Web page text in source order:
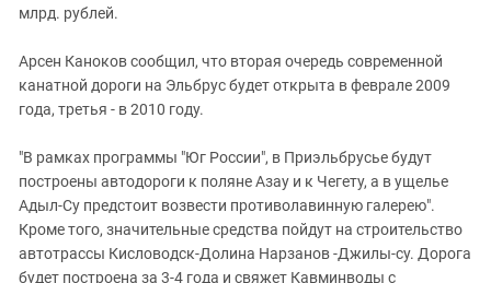
млрд. рублей.
Арсен Каноков сообщил, что вторая очередь современной
канатной дороги на Эльбрус будет открыта в феврале 2009
года, третья - в 2010 году.
"В рамках программы "Юг России", в Приэльбрусье будут
построены автодороги к поляне Азау и к Чегету, а в ущелье
Адыл-Су предстоит возвести противолавинную галерею".
Кроме того, значительные средства пойдут на строительство
автотрассы Кисловодск-Долина Нарзанов -Джилы-су. Дорога
будет построена за 3-4 года и свяжет Кавминводы с